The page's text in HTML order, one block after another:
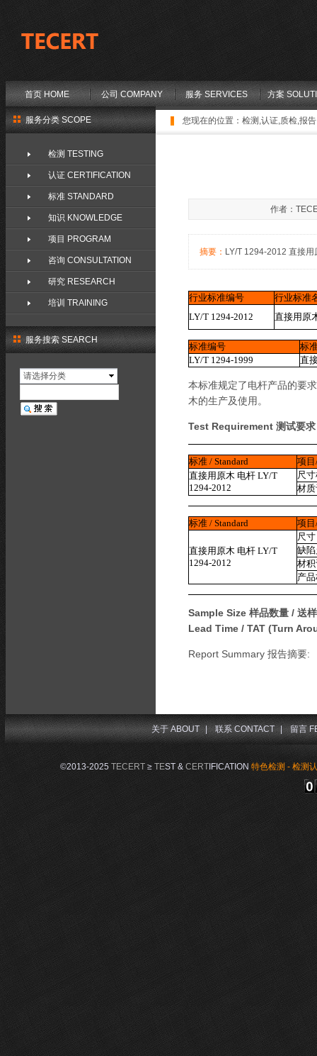
首页 HOME 公司 COMPANY 服务 SERVICES 方案
您现在的位置： 检测,认证,质检,报
服务搜索 SEARCH
请选择分类
作者：
摘要： LY/T 1294-2012 直接
行业标准编号
行业标准
LY/T 1294-2012
直接用原
标准编号
标
LY/T 1294-1999
直
本标准规定了电杆产品的要
木的生产及使用。
Test Requirement 测试要求
标准 / Standard 项目
直接用原木 电杆 LY/T
1294-2012
尺
材
标准 / Standard 项目
直接用原木 电杆 LY/T
1294-2012
尺寸
缺
材
产
Sample Size 样品数量 / 送
Lead Time / TAT (Turn
Report Summary 报告摘要:
服务分类 SCOPE
检测 TESTING
认证 CERTIFICATION
标准 STANDARD
知识 KNOWLEDGE
项目 PROGRAM
咨询 CONSULTATION
研究 RESEARCH
培训 TRAINING
©2013-2025 TECERT≥TEST & CERTIFICATION 特色检测 - 检测
关于 ABOUT | 联系 CONTACT | 留言